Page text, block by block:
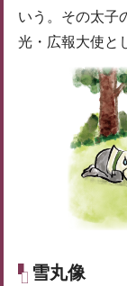
いう。その太子
光・広報大使と
雪丸像